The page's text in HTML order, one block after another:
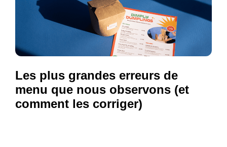
Les plus grandes erreurs de
menu que nous observons (et
comment les corriger)